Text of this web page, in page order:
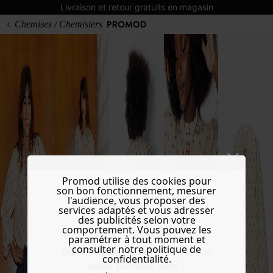
Livraison et retour gratuits en magasin
Do you want to be redirected to
www.promod.com ?
Chemises / Chemisiers
Promod utilise des cookies pour
son bon fonctionnement, mesurer
l'audience, vous proposer des
services adaptés et vous adresser
des publicités selon votre
comportement. Vous pouvez les
paramétrer à tout moment et
consulter notre politique de
confidentialité.